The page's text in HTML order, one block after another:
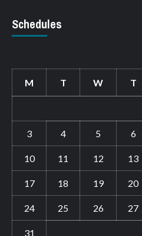
Schedules
M T W T
3 4 5 6
10 11 12 13
17 18 19 20
24 25 26 27
31